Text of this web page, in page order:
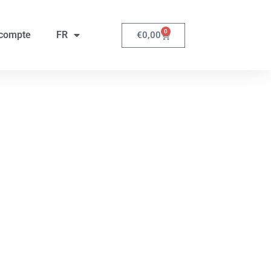
FR €0,00 0